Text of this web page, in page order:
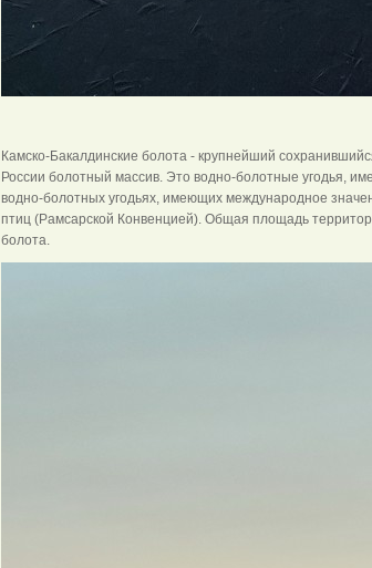
Камско-Бакалдинские болота - крупнейший
России болотный массив. Это водно-болотные угодья,
водно-болотных угодьях, имеющих международное
птиц (Рамсарской Конвенцией). Общая площадь
болота.